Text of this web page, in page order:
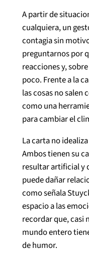
A partir de
cualquiera, un
contagia sin
preguntarnos por
reacciones y,
poco. Frente a la
las cosas no salen
como una
para cambiar el
La carta no
Ambos tienen su
resultar artificial y
puede dañar
como señala
espacio a las
recordar que, casi
mundo entero
de humor.